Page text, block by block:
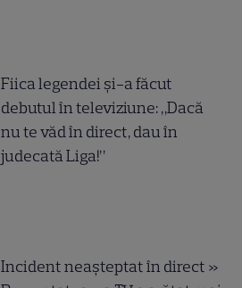
Fiica legendei și-a făcut
debutul în televiziune: „Dacă
nu te văd în direct, dau în
judecată Liga!”
Incident neașteptat în direct »